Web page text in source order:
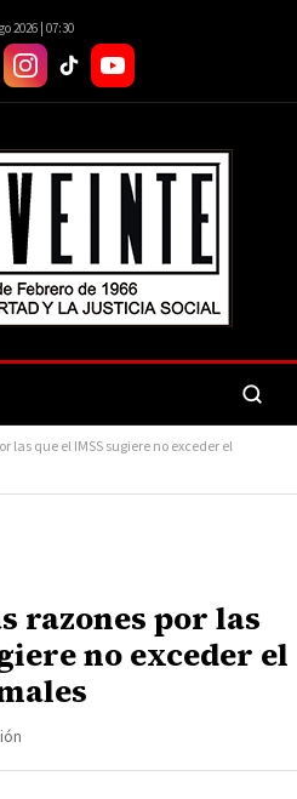
2026 | 07:30
las que el IMSS sugiere no exceder el
razones por las
no exceder el